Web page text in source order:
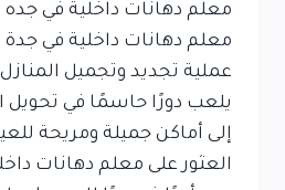
معلم دهانات داخلية في جده
معلم دهانات داخلية في
عملية تجديد وتجميل
يلعب دورًا حاسمًا في تحويل
إلى أماكن جميلة ومريحة
العثور على معلم دهانات